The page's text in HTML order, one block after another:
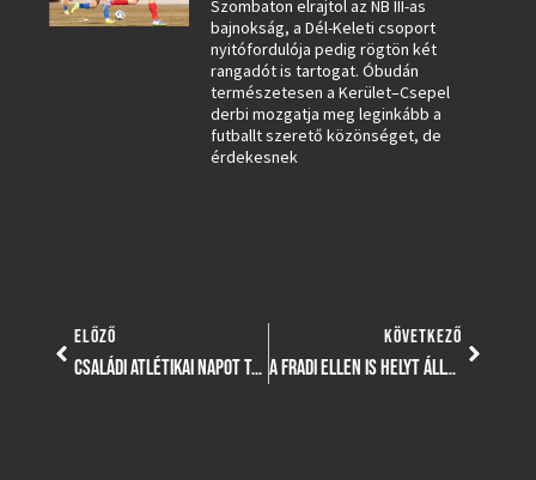
Szombaton elrajtol az NB III-as
bajnokság, a Dél-Keleti csoport
nyitófordulója pedig rögtön két
rangadót is tartogat. Óbudán
természetesen a Kerület–Csepel
derbi mozgatja meg leginkább a
futballt szerető közönséget, de
érdekesnek
ELŐZŐ
CSALÁDI ATLÉTIKAI NAPOT TARTOTTUNK
KÖVETKEZŐ
A FRADI ELLEN IS HELYT ÁLLT LUKÁCS DÉNES CSAPATA